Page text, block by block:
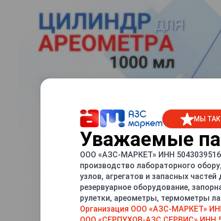
МЫ
Уважаемые
ООО «АЗС-МАРКЕТ» ИНН 5043039516
производство лабораторного
узлов, агрегатов и запасных
резервуарное оборудование,
рулетки, ареометры, термометры
Организация ООО «АЗС-МАРКЕТ»